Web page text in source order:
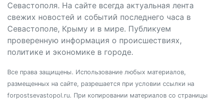
Севастополя. На сайте всегда актуальная лента
свежих новостей и событий последнего часа в
Севастополе, Крыму и в мире. Публикуем
проверенную информация о происшествиях,
политике и экономике в городе.
Все права защищены. Использование любых материалов,
размещенных на сайте, разрешается при условии ссылки на
forpostsevastopol.ru. При копировании материалов со страницы